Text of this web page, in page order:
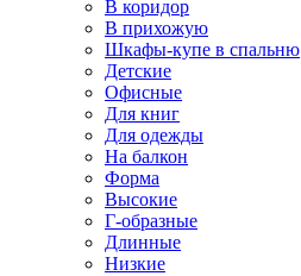
В коридор
В прихожую
Шкафы-купе в спальню
Детские
Офисные
Для книг
Для одежды
На балкон
Форма
Высокие
Г-образные
Длинные
Низкие